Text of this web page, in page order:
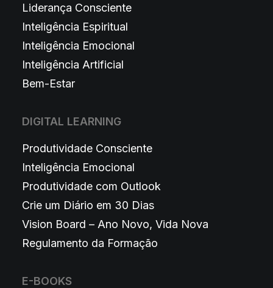
Liderança Consciente
Inteligência Espiritual
Inteligência Emocional
Inteligência Artificial
Bem-Estar
DIGITAL LEARNING
Produtividade Consciente
Inteligência Emocional
Produtividade com Outlook
Crie um Diário em 30 Dias
Vision Board – Ano Novo, Vida Nova
Regulamento da Formação
E-BOOKS